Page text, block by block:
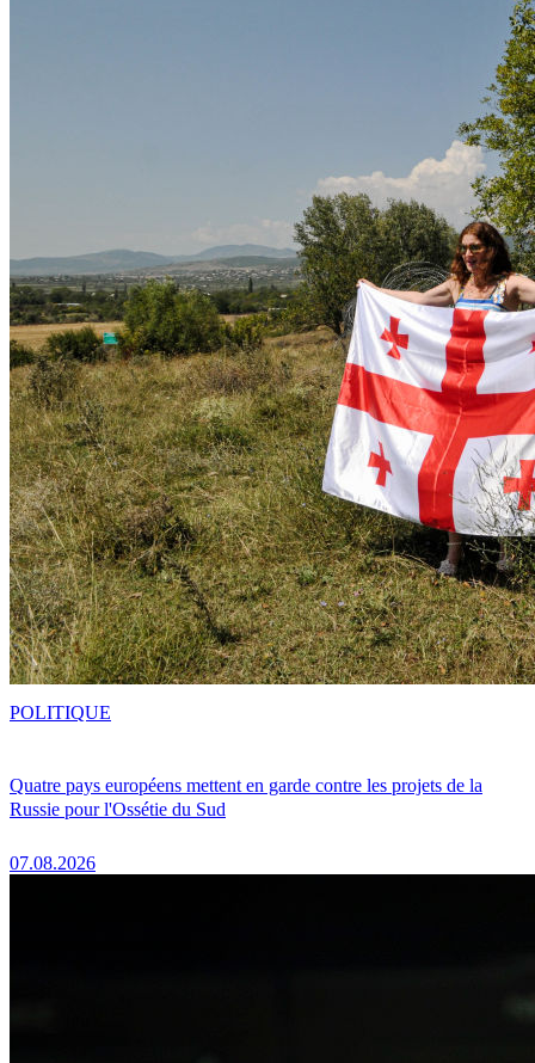
Quatre pays européens mettent en garde contre les projets de la
Russie pour l'Ossétie du Sud
07.08.2026
POLITIQUE